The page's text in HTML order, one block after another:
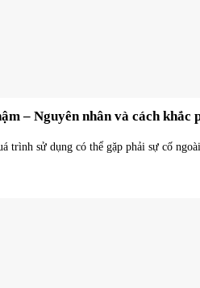
– Nguyên nhân và cách khắc
trình sử dụng có thể gặp phải sự cố